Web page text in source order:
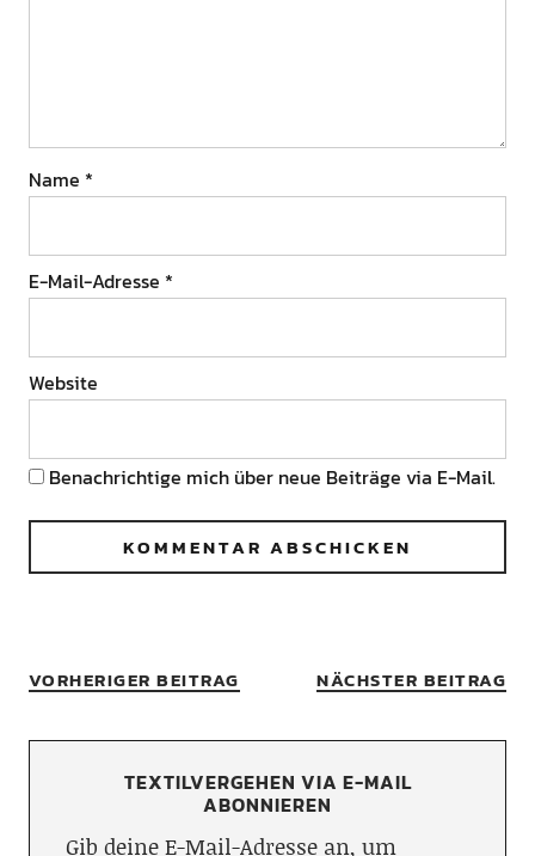
Name *
E-Mail-Adresse *
Website
Benachrichtige mich über neue Beiträge via E-Mail.
VORHERIGER BEITRAG NÄCHSTER BEITRAG
TEXTILVERGEHEN VIA E-MAIL
ABONNIEREN
Gib deine E-Mail-Adresse an, um